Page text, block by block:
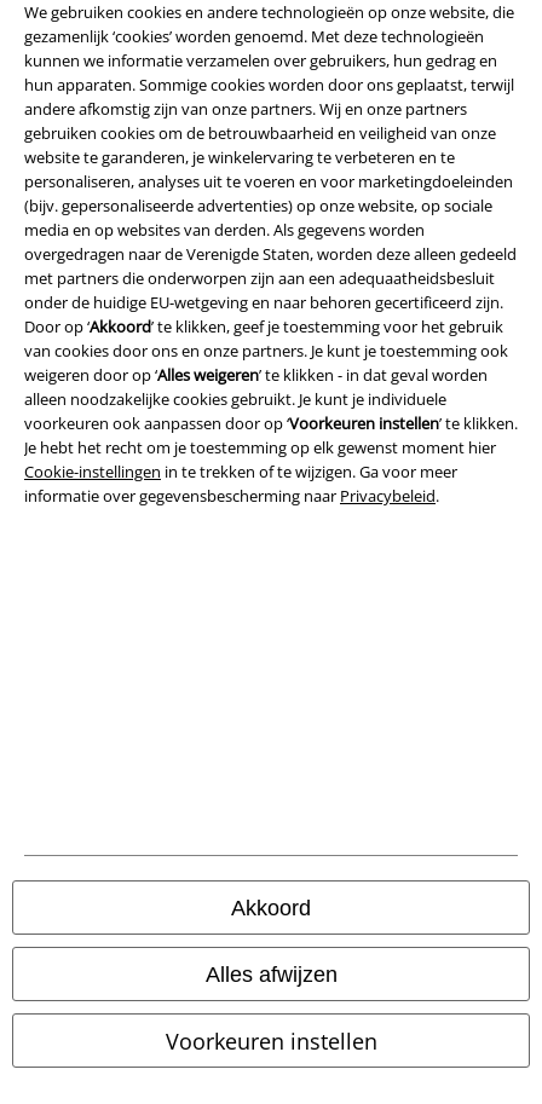
We gebruiken cookies en andere technologieën op onze website, die
gezamenlijk ‘cookies’ worden genoemd. Met deze technologieën
kunnen we informatie verzamelen over gebruikers, hun gedrag en
hun apparaten. Sommige cookies worden door ons geplaatst, terwijl
andere afkomstig zijn van onze partners. Wij en onze partners
gebruiken cookies om de betrouwbaarheid en veiligheid van onze
website te garanderen, je winkelervaring te verbeteren en te
personaliseren, analyses uit te voeren en voor marketingdoeleinden
(bijv. gepersonaliseerde advertenties) op onze website, op sociale
media en op websites van derden. Als gegevens worden
overgedragen naar de Verenigde Staten, worden deze alleen gedeeld
met partners die onderworpen zijn aan een adequaatheidsbesluit
onder de huidige EU-wetgeving en naar behoren gecertificeerd zijn.
Door op ‘Akkoord’ te klikken, geef je toestemming voor het gebruik
van cookies door ons en onze partners. Je kunt je toestemming ook
weigeren door op ‘Alles weigeren’ te klikken - in dat geval worden
alleen noodzakelijke cookies gebruikt. Je kunt je individuele
voorkeuren ook aanpassen door op ‘Voorkeuren instellen’ te klikken.
Je hebt het recht om je toestemming op elk gewenst moment hier
Cookie-instellingen in te trekken of te wijzigen. Ga voor meer
informatie over gegevensbescherming naar Privacybeleid.
Akkoord
Alles afwijzen
Voorkeuren instellen
Duurzaamheid
Word lid van onze online community!
large app
Download gratis de nieuwe large app en profiteer van alle nieuwe
functies en voordelen!
A Warner Music Group Company